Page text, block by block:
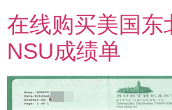
在线购买美国东
NSU成绩单